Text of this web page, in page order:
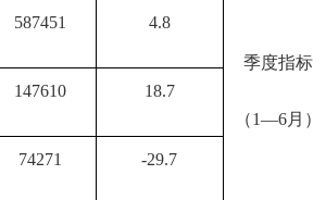
587451 4.8
季度指标
（1—6月）
147610 18.7
74271 -29.7